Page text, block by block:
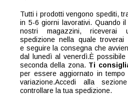
Tutti i prodotti vengono spediti,
in 5-6 giorni lavorativi. Quando
nostri magazzini, riceverai
spedizione nella quale
e seguire la consegna che
dal lunedì al venerdì.È
seconda della zona. Ti
per essere aggiornato in
variazione.Accedi alla
controllare la tua spedizione.